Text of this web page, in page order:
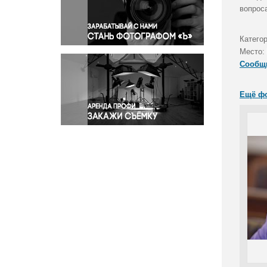
Правосудие
Происшествия и конфликты
Религия
Светская жизнь
Спорт
Экология
Экономика и бизнес
Место:
Ещё